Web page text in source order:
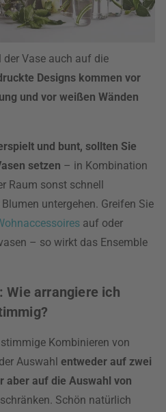
der Vase auch auf die
Designs kommen vor
und vor weißen Wänden
und bunt, sollten Sie
setzen – in Kombination
Raum sonst schnell
untergehen. Greifen Sie
auf oder
– so wirkt das Ensemble
Wie arrangiere ich
Kombinieren von
Auswahl entweder auf zwei
aber auf die Auswahl von
Schön natürlich